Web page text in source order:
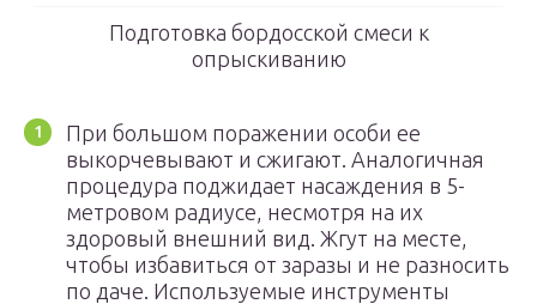
Подготовка бордосской смеси к
опрыскиванию
При большом поражении особи ее
выкорчевывают и сжигают. Аналогичная
процедура поджидает насаждения в 5-
метровом радиусе, несмотря на их
здоровый внешний вид. Жгут на месте,
чтобы избавиться от заразы и не разносить
по даче. Используемые инструменты